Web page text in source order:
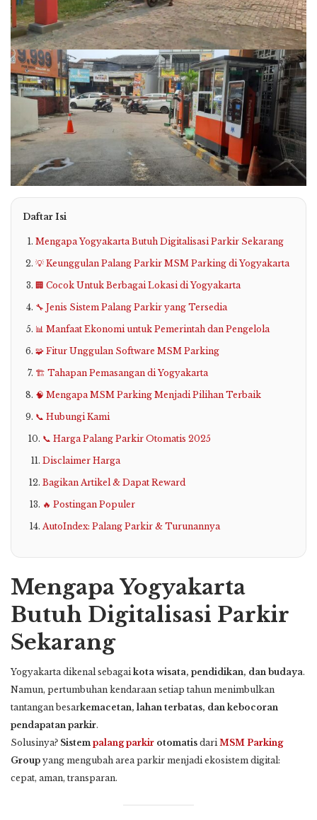
Daftar Isi
Mengapa Yogyakarta Butuh Digitalisasi Parkir Sekarang
💡 Keunggulan Palang Parkir MSM Parking di Yogyakarta
🏢 Cocok Untuk Berbagai Lokasi di Yogyakarta
🔧 Jenis Sistem Palang Parkir yang Tersedia
📊 Manfaat Ekonomi untuk Pemerintah dan Pengelola
🧩 Fitur Unggulan Software MSM Parking
🏗️ Tahapan Pemasangan di Yogyakarta
🧠 Mengapa MSM Parking Menjadi Pilihan Terbaik
📞 Hubungi Kami
📞 Harga Palang Parkir Otomatis 2025
Disclaimer Harga
Bagikan Artikel & Dapat Reward
🔥 Postingan Populer
AutoIndex: Palang Parkir & Turunannya
Mengapa Yogyakarta
Butuh Digitalisasi Parkir
Sekarang
Yogyakarta dikenal sebagaikota wisata, pendidikan, dan budaya.
Namun, pertumbuhan kendaraan setiap tahun menimbulkan
tantangan besarkemacetan, lahan terbatas, dan kebocoran
pendapatan parkir.
Solusinya? Sistempalang parkir otomatis dariMSM Parking
Group yang mengubah area parkir menjadi ekosistem digital:
cepat, aman, transparan.